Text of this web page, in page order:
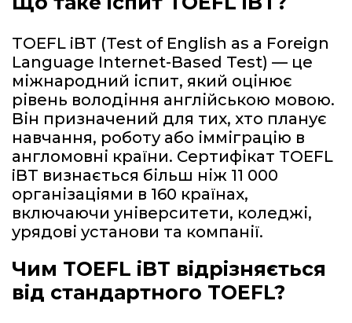
TOEFL iBT (Test of English as a Foreign
Language Internet-Based Test) — це
міжнародний іспит, який оцінює
рівень володіння англійською мовою.
Він призначений для тих, хто планує
навчання, роботу або імміграцію в
англомовні країни. Сертифікат TOEFL
iBT визнається більш ніж 11 000
організаціями в 160 країнах,
включаючи університети, коледжі,
урядові установи та компанії.
Чим TOEFL iBT відрізняється
від стандартного TOEFL?